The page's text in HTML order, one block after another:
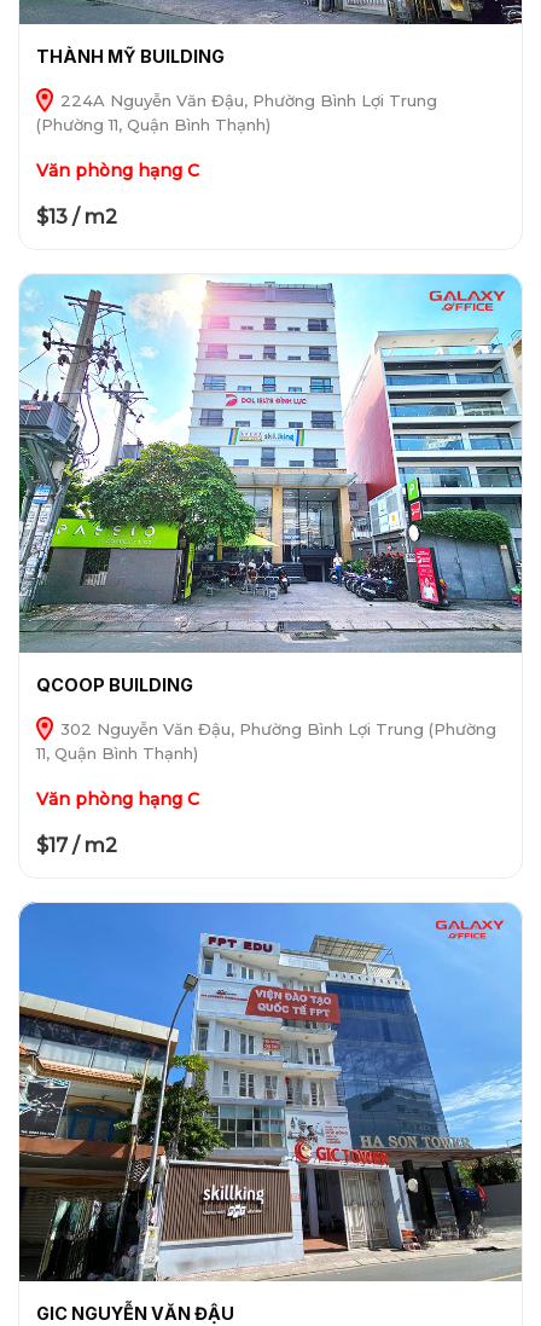
THÀNH MỸ BUILDING
224A Nguyễn Văn Đậu, Phường Bình Lợi Trung
(Phường 11, Quận Bình Thạnh)
Văn phòng hạng C
$13 / m2
QCOOP BUILDING
302 Nguyễn Văn Đậu, Phường Bình Lợi Trung (Phường
11, Quận Bình Thạnh)
Văn phòng hạng C
$17 / m2
GIC NGUYỄN VĂN ĐẬU